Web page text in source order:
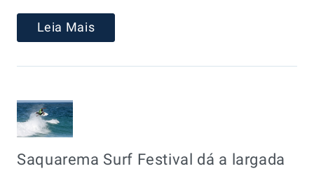
Leia Mais
Saquarema Surf Festival dá a largada